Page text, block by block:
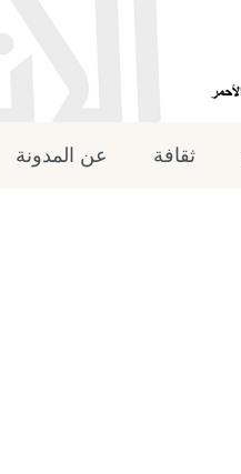
ثقافة عن المدونة